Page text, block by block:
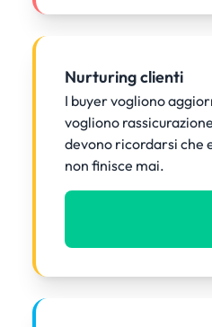
Nurturing clienti
I buyer vogliono
vogliono
devono ricordarsi che
non finisce mai.